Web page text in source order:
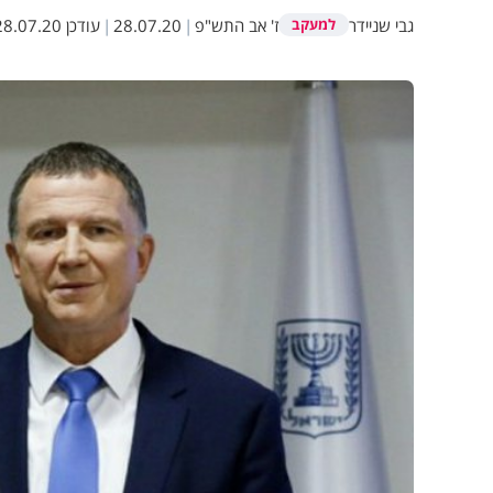
גבי שניידר למעקב ז' אב התש"פ |
28.07.20
| עודכן 11:57